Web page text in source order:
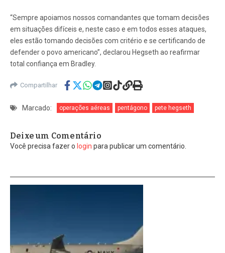
“Sempre apoiamos nossos comandantes que tomam decisões
em situações difíceis e, neste caso e em todos esses ataques,
eles estão tomando decisões com critério e se certificando de
defender o povo americano”, declarou Hegseth ao reafirmar
total confiança em Bradley.
Compartilhar
Marcado: operações aéreas pentágono pete hegseth
Deixe um Comentário
Você precisa fazer o login para publicar um comentário.